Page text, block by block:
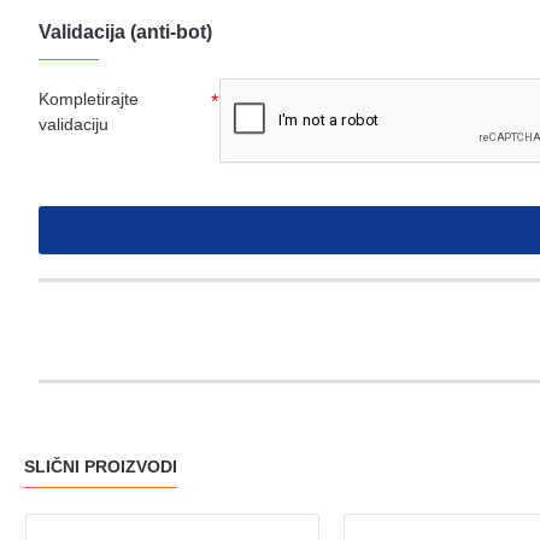
Validacija (anti-bot)
Kompletirajte
validaciju
SLIČNI PROIZVODI